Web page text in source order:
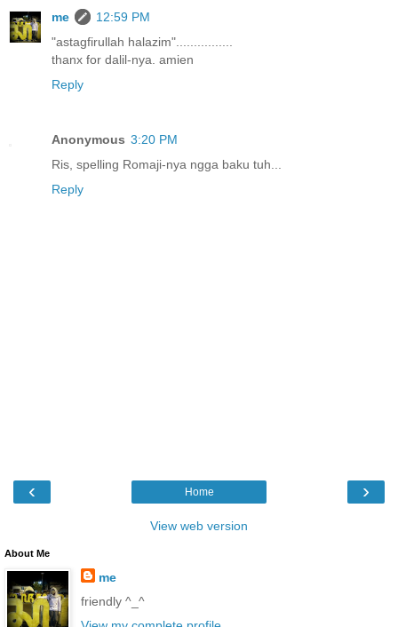
me
12:59 PM
"astagfirullah halazim"................
thanx for dalil-nya. amien
Reply
Anonymous 3:20 PM
Ris, spelling Romaji-nya ngga baku tuh...
Reply
‹ ›
Home
View web version
About Me
me
friendly ^_^